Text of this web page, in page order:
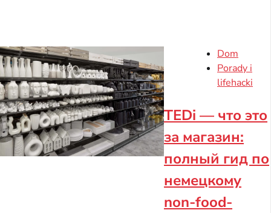
Dom
Porady i
lifehacki
TEDi — что это
за магазин:
полный гид по
немецкому
non-food-